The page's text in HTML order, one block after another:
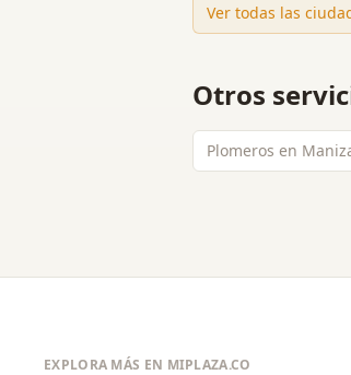
Ver todas las
Otros
Plomeros en
EXPLORA MÁS EN MIPLAZA.CO